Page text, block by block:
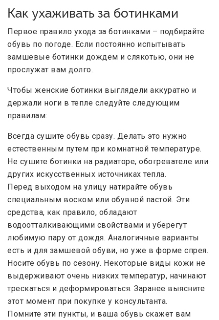
Как ухаживать за ботинками
Первое правило ухода за ботинками – подбирайте
обувь по погоде. Если постоянно испытывать
замшевые ботинки дождем и слякотью, они не
прослужат вам долго.
Чтобы женские ботинки выглядели аккуратно и
держали ноги в тепле следуйте следующим
правилам:
Всегда сушите обувь сразу. Делать это нужно
естественным путем при комнатной температуре.
Не сушите ботинки на радиаторе, обогревателе или
других искусственных источниках тепла.
Перед выходом на улицу натирайте обувь
специальным воском или обувной пастой. Эти
средства, как правило, обладают
водоотталкивающими свойствами и уберегут
любимую пару от дождя. Аналогичные варианты
есть и для замшевой обуви, но уже в форме спрея.
Носите обувь по сезону. Некоторые виды кожи не
выдерживают очень низких температур, начинают
трескаться и деформироваться. Заранее выясните
этот момент при покупке у консультанта.
Помните эти пункты, и ваша обувь скажет вам